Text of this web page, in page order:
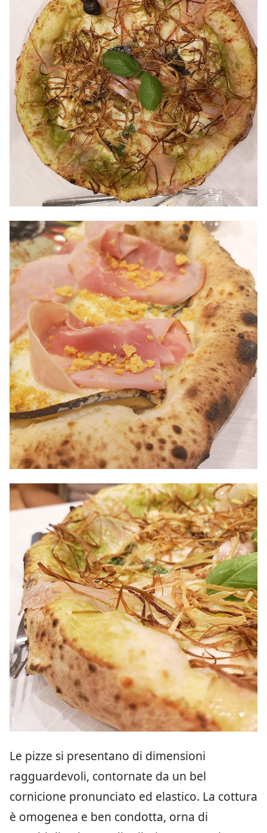
Le pizze si presentano di dimensioni
ragguardevoli, contornate da un bel
cornicione pronunciato ed elastico. La cottura
è omogenea e ben condotta, orna di